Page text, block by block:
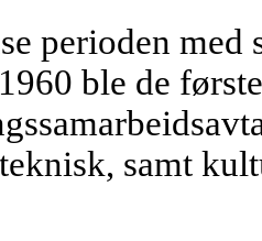
perioden med
ble de
samt